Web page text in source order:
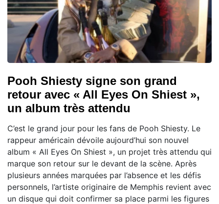
Pooh Shiesty signe son grand
retour avec « All Eyes On Shiest »,
un album très attendu
C’est le grand jour pour les fans de Pooh Shiesty. Le
rappeur américain dévoile aujourd’hui son nouvel
album « All Eyes On Shiest », un projet très attendu qui
marque son retour sur le devant de la scène. Après
plusieurs années marquées par l’absence et les défis
personnels, l’artiste originaire de Memphis revient avec
un disque qui doit confirmer sa place parmi les figures